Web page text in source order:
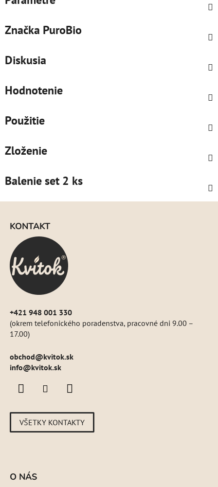
Značka PuroBio
Diskusia
Hodnotenie
Použitie
Zloženie
Balenie set 2 ks
KONTAKT
+421 948 001 330
(okrem telefonického poradenstva, pracovné dni 9.00 –
17.00)
obchod@kvitok.sk
info@kvitok.sk
VŠETKY KONTAKTY
O NÁS